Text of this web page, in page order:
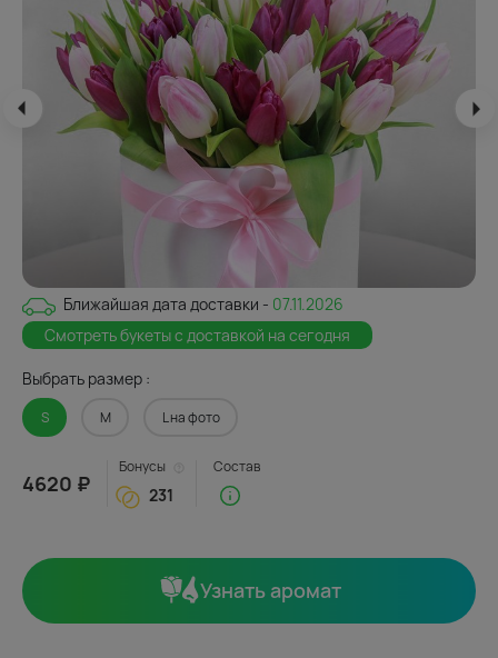
Ближайшая дата доставки - 07.11.2026
Смотреть букеты с доставкой на сегодня
Выбрать размер :
S M L на фото
4620 ₽
Бонусы
231
Состав
Узнать аромат